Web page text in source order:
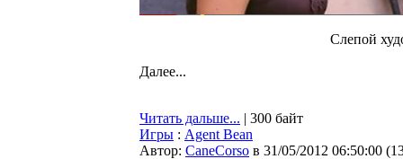
Слепой
Далее...
Читать дальше... | 300 байт
Игры : Agent Bean
Автор: CaneCorso в 31/05/2012 06:50:00 (